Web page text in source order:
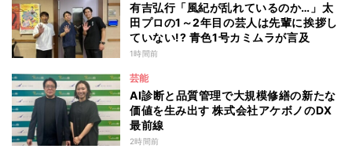
有吉弘行「風紀が乱れているのか…」太
田プロの1～2年目の芸人は先輩に挨拶し
ていない!? 青色1号カミムラが言及
1時間前
芸能
AI診断と品質管理で大規模修繕の新たな
価値を生み出す 株式会社アケボノのDX
最前線
2時間前